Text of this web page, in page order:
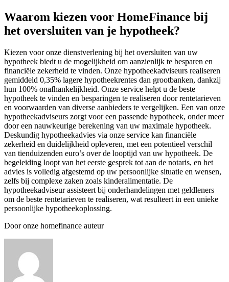
Waarom kiezen voor HomeFinance bij
het oversluiten van je hypotheek?
Kiezen voor onze dienstverlening bij het oversluiten van uw
hypotheek biedt u de mogelijkheid om aanzienlijk te besparen en
financiële zekerheid te vinden. Onze hypotheekadviseurs realiseren
gemiddeld 0,35% lagere hypotheekrentes dan grootbanken, dankzij
hun 100% onafhankelijkheid. Onze service helpt u de beste
hypotheek te vinden en besparingen te realiseren door rentetarieven
en voorwaarden van diverse aanbieders te vergelijken. Een van onze
hypotheekadviseurs zorgt voor een passende hypotheek, onder meer
door een nauwkeurige berekening van uw maximale hypotheek.
Deskundig hypotheekadvies via onze service kan financiële
zekerheid en duidelijkheid opleveren, met een potentieel verschil
van tienduizenden euro’s over de looptijd van uw hypotheek. De
begeleiding loopt van het eerste gesprek tot aan de notaris, en het
advies is volledig afgestemd op uw persoonlijke situatie en wensen,
zelfs bij complexe zaken zoals kinderalimentatie. De
hypotheekadviseur assisteert bij onderhandelingen met geldleners
om de beste rentetarieven te realiseren, wat resulteert in een unieke
persoonlijke hypotheekoplossing.
Door onze homefinance auteur